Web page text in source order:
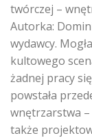
twórczej –
Autorka:
wydawcy.
kultowego
żadnej pracy
powstała
wnętrzarstwa –
także